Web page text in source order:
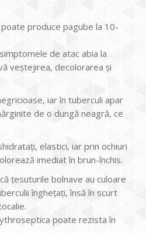
produce pagube la 10-
de atac abia la
veștejirea, decolorarea și
iar în tuberculi apar
de o dungă neagră, ce
elastici, iar prin ochiuri
imediat în brun-închis.
țesuturile bolnave au culoare
înghețați, însă în scurt
poate rezista în